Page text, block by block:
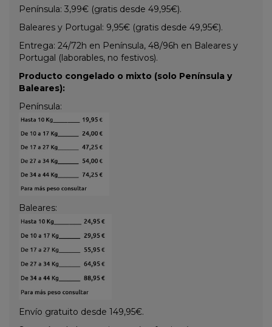
Península: 3,99€ (gratis desde 49,95€).
Baleares y Portugal: 9,95€ (gratis desde 49,95€).
Entrega: 24/72h en Península, 48/96h en Baleares y
Portugal (laborables, no festivos).
Producto congelado o mixto (solo Península y
Baleares):
Península:
Baleares:
Envío gratuito desde 149,95€.